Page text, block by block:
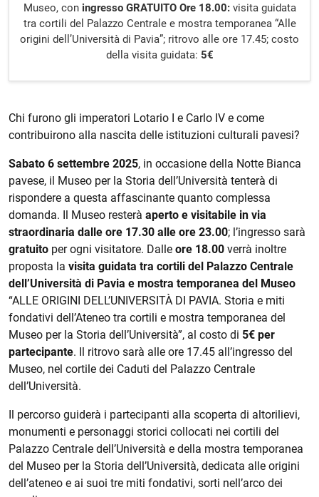
Museo, con ingresso GRATUITO Ore 18.00:visita guidata
tra cortili del Palazzo Centrale e mostra temporanea “Alle
origini dell’Università di Pavia”; ritrovo alle ore 17.45; costo
della visita guidata: 5€
Chi furono gli imperatori Lotario I e Carlo IV e come
contribuirono alla nascita delle istituzioni culturali pavesi?
Sabato 6 settembre 2025, in occasione della Notte Bianca
pavese, il Museo per la Storia dell’Università tenterà di
rispondere a questa affascinante quanto complessa
domanda. Il Museo resterà aperto e visitabile in via
straordinaria dalle ore 17.30 alle ore 23.00; l’ingresso sarà
gratuito per ogni visitatore. Dalle ore 18.00 verrà inoltre
proposta la visita guidata tra cortili del Palazzo Centrale
dell’Università di Pavia e mostra temporanea del Museo
“ALLE ORIGINI DELL’UNIVERSITÀ DI PAVIA. Storia e miti
fondativi dell’Ateneo tra cortili e mostra temporanea del
Museo per la Storia dell’Università”, al costo di 5€ per
partecipante. Il ritrovo sarà alle ore 17.45 all’ingresso del
Museo, nel cortile dei Caduti del Palazzo Centrale
dell’Università.
Il percorso guiderà i partecipanti alla scoperta di altorilievi,
monumenti e personaggi storici collocati nei cortili del
Palazzo Centrale dell’Università e della mostra temporanea
del Museo per la Storia dell’Università, dedicata alle origini
dell’ateneo e ai suoi tre miti fondativi, sorti nell’arco dei